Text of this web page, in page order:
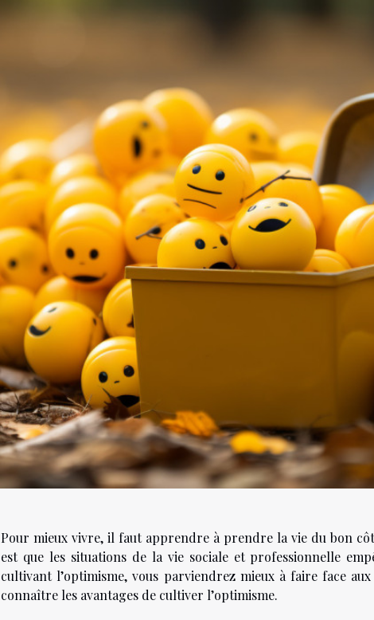
Pour mieux vivre, il faut apprendre à prendre la vie du bon
est que les situations de la vie sociale et professionnelle
cultivant l’optimisme, vous parviendrez mieux à faire face
connaître les avantages de cultiver l’optimisme.